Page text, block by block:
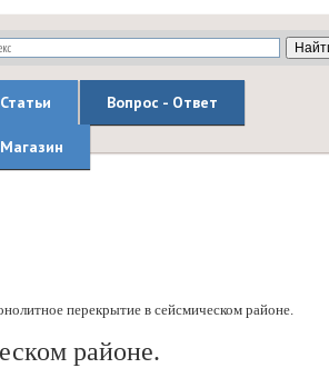
Статьи Вопрос - Ответ
Магазин
перекрытие в сейсмическом районе.
районе.